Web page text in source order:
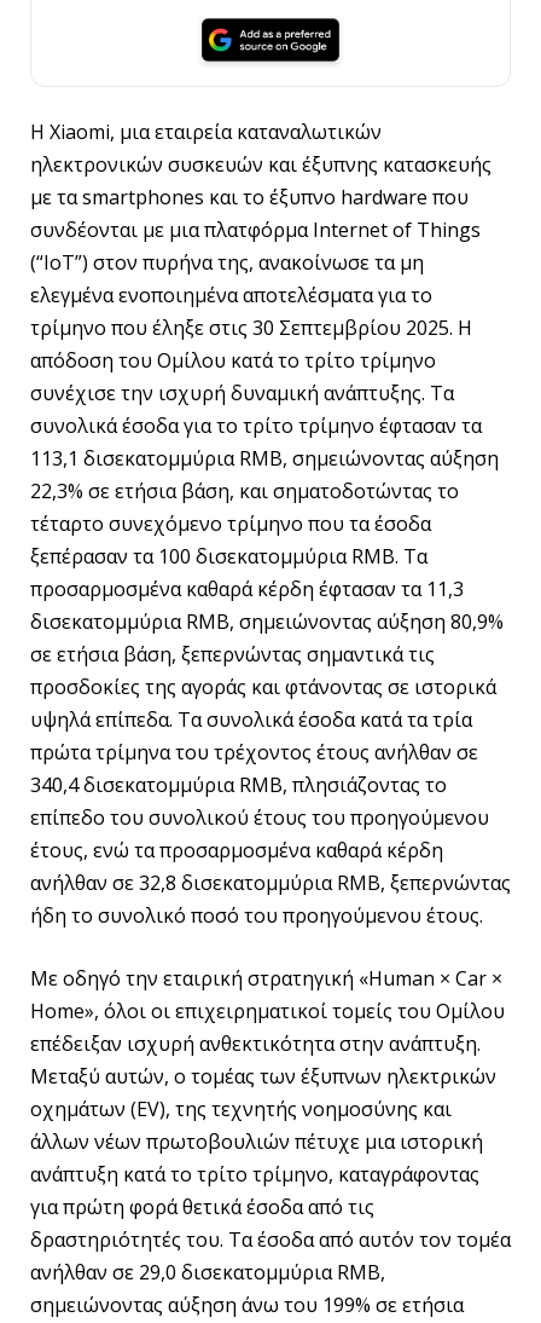
Η Xiaomi, μια εταιρεία καταναλωτικών
ηλεκτρονικών συσκευών και έξυπνης κατασκευής
με τα smartphones και το έξυπνο hardware που
συνδέονται με μια πλατφόρμα Internet of Things
(“IoT”) στον πυρήνα της, ανακοίνωσε τα μη
ελεγμένα ενοποιημένα αποτελέσματα για το
τρίμηνο που έληξε στις 30 Σεπτεμβρίου 2025. Η
απόδοση του Ομίλου κατά το τρίτο τρίμηνο
συνέχισε την ισχυρή δυναμική ανάπτυξης. Τα
συνολικά έσοδα για το τρίτο τρίμηνο έφτασαν τα
113,1 δισεκατομμύρια RMB, σημειώνοντας αύξηση
22,3% σε ετήσια βάση, και σηματοδοτώντας το
τέταρτο συνεχόμενο τρίμηνο που τα έσοδα
ξεπέρασαν τα 100 δισεκατομμύρια RMB. Τα
προσαρμοσμένα καθαρά κέρδη έφτασαν τα 11,3
δισεκατομμύρια RMB, σημειώνοντας αύξηση 80,9%
σε ετήσια βάση, ξεπερνώντας σημαντικά τις
προσδοκίες της αγοράς και φτάνοντας σε ιστορικά
υψηλά επίπεδα. Τα συνολικά έσοδα κατά τα τρία
πρώτα τρίμηνα του τρέχοντος έτους ανήλθαν σε
340,4 δισεκατομμύρια RMB, πλησιάζοντας το
επίπεδο του συνολικού έτους του προηγούμενου
έτους, ενώ τα προσαρμοσμένα καθαρά κέρδη
ανήλθαν σε 32,8 δισεκατομμύρια RMB, ξεπερνώντας
ήδη το συνολικό ποσό του προηγούμενου έτους.
Με οδηγό την εταιρική στρατηγική «Human × Car ×
Home», όλοι οι επιχειρηματικοί τομείς του Ομίλου
επέδειξαν ισχυρή ανθεκτικότητα στην ανάπτυξη.
Μεταξύ αυτών, ο τομέας των έξυπνων ηλεκτρικών
οχημάτων (EV), της τεχνητής νοημοσύνης και
άλλων νέων πρωτοβουλιών πέτυχε μια ιστορική
ανάπτυξη κατά το τρίτο τρίμηνο, καταγράφοντας
για πρώτη φορά θετικά έσοδα από τις
δραστηριότητές του. Τα έσοδα από αυτόν τον τομέα
ανήλθαν σε 29,0 δισεκατομμύρια RMB,
σημειώνοντας αύξηση άνω του 199% σε ετήσια